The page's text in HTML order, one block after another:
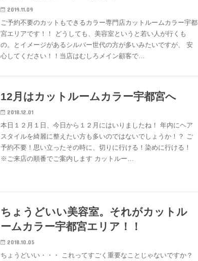
2019.11.09
ご予約不要のカットもできるカラー専門店カットルームカラー宇都
宮エリアです！！ どうしても、美容室というと若い人が行くも
の。とイメージがあるシルバー世代の方が多いみたいですが、 安
心してください！！当店はむしろメイン顧客で…
12月はカットルームカラー宇都宮へ
2018.12.01
本日１２月１日、今日から１２月にはいりましたね！ 年内にヘア
スタイルを綺麗に整えたい方も多いのではないでしょうか！？ ご
予約不要！思い立ったその時に、切りに行ける！染めに行ける！
※ご来店の順番でご案内します カットルー…
ちょうどいい美容室。それがカットル
ームカラー宇都宮エリア！！
2018.10.05
ちょうどいい・・・ これってすごく重要なことじゃないですか？